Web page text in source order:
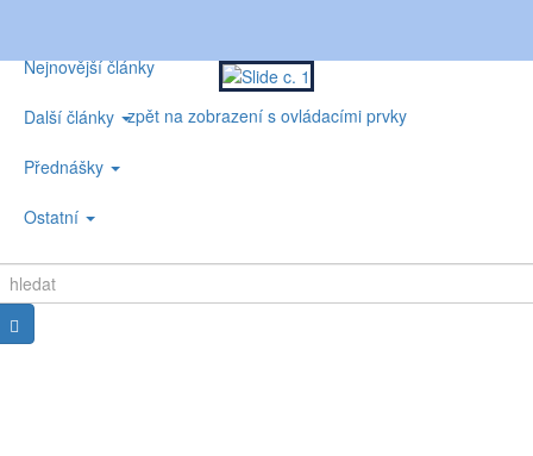
Nejnovější články
Další články
Přednášky
Ostatní
zpět na zobrazení s ovládacími prvky